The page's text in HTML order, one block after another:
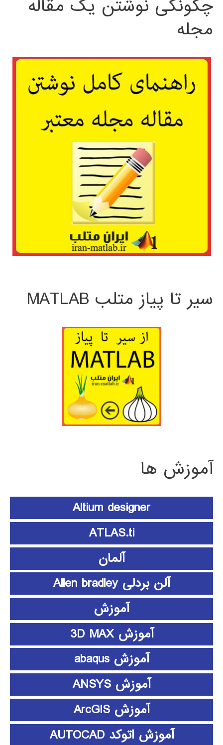
چگونگی نوشتن یک مقاله
مجله
سیر تا پیاز متلب MATLAB
آموزش ها
Altium designer
ATLAS.ti
آلمان
آلن بردلی Allen bradley
آموزش
آموزش 3D MAX
آموزش abaqus
آموزش ANSYS
آموزش ArcGIS
آموزش اتوکد AUTOCAD